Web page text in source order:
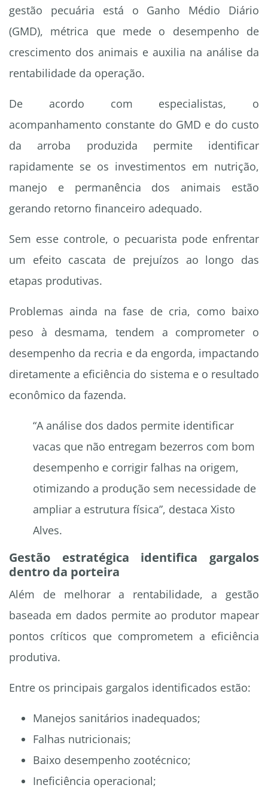
gestão pecuária está o Ganho Médio Diário
(GMD), métrica que mede o desempenho de
crescimento dos animais e auxilia na análise da
rentabilidade da operação.
De acordo com especialistas, o
acompanhamento constante do GMD e do custo
da arroba produzida permite identificar
rapidamente se os investimentos em nutrição,
manejo e permanência dos animais estão
gerando retorno financeiro adequado.
Sem esse controle, o pecuarista pode enfrentar
um efeito cascata de prejuízos ao longo das
etapas produtivas.
Problemas ainda na fase de cria, como baixo
peso à desmama, tendem a comprometer o
desempenho da recria e da engorda, impactando
diretamente a eficiência do sistema e o resultado
econômico da fazenda.
“A análise dos dados permite identificar
vacas que não entregam bezerros com bom
desempenho e corrigir falhas na origem,
otimizando a produção sem necessidade de
ampliar a estrutura física”, destaca Xisto
Alves.
Gestão estratégica identifica gargalos
dentro da porteira
Além de melhorar a rentabilidade, a gestão
baseada em dados permite ao produtor mapear
pontos críticos que comprometem a eficiência
produtiva.
Entre os principais gargalos identificados estão:
Manejos sanitários inadequados;
Falhas nutricionais;
Baixo desempenho zootécnico;
Ineficiência operacional;